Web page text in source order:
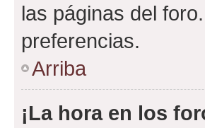
las páginas del
preferencias.
Arriba
¡La hora en los